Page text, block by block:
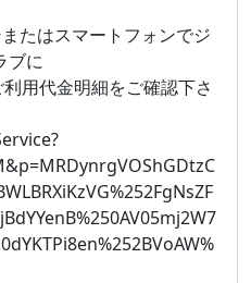
たはスマートフォンでジ
ブに
用代金明細をご確認下さ